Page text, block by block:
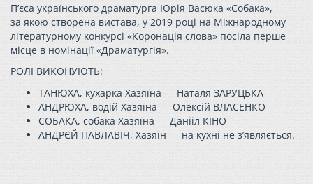
П’єса українського драматурга Юрія Васюка «Собака»,
за якою створена вистава, у 2019 році на Міжнародному
літературному конкурсі «Коронація слова» посіла перше
місце в номінації «Драматургія».
РОЛІ ВИКОНУЮТЬ:
ТАНЮХА, кухарка Хазяїна — Наталя ЗАРУЦЬКА
АНДРЮХА, водій Хазяїна — Олексій ВЛАСЕНКО
СОБАКА, собака Хазяїна — Данііл КІНО
АНДРЄЙ ПАВЛАВІЧ, Хазяїн — на кухні не з’являється.